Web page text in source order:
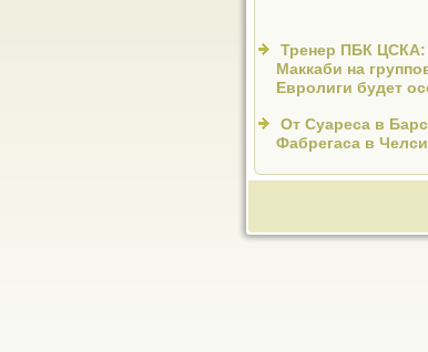
Тренер ПБК ЦСКА:
Маккаби на
Евролиги будет
От Суареса в
Фабрегаса в Челси